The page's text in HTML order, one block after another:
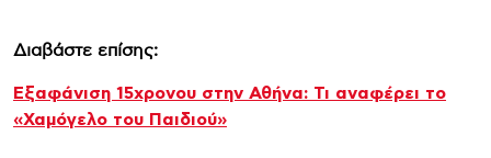
Διαβάστε επίσης:
Εξαφάνιση 15χρονου στην Αθήνα: Τι αναφέρει το
«Χαμόγελο του Παιδιού»